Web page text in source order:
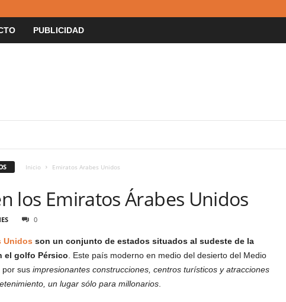
PUBLICIDAD
Inicio Emiratos Arabes Unidos
los Emiratos Árabes Unidos
0
Unidos son un conjunto de estados situados al sudeste de la
el golfo Pérsico . Este país moderno en medio del desierto del Medio
por sus impresionantes construcciones, centros turísticos y atracciones
un lugar sólo para millonarios.